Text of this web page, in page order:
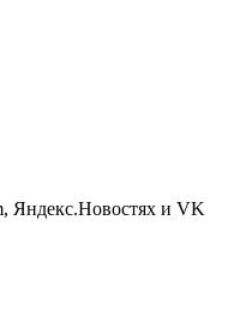
Яндекс.Новостях и VK